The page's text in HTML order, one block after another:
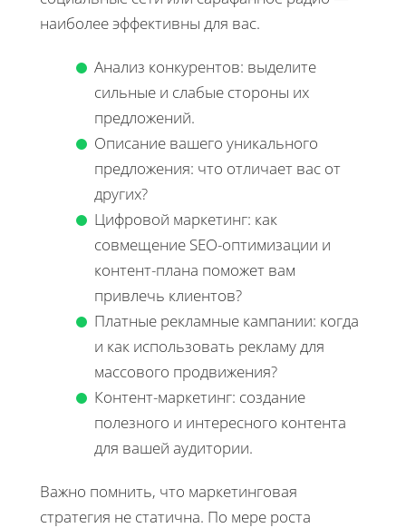
наиболее эффективны для вас.
Анализ конкурентов: выделите
сильные и слабые стороны их
предложений.
Описание вашего уникального
предложения: что отличает вас от
других?
Цифровой маркетинг: как
совмещение SEO-оптимизации и
контент-плана поможет вам
привлечь клиентов?
Платные рекламные кампании: когда
и как использовать рекламу для
массового продвижения?
Контент-маркетинг: создание
полезного и интересного контента
для вашей аудитории.
Важно помнить, что маркетинговая
стратегия не статична. По мере роста